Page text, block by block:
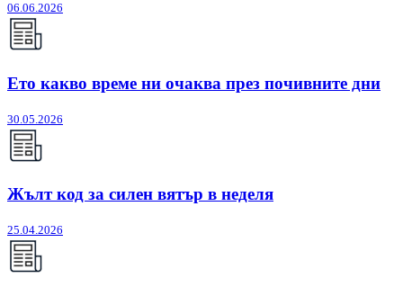
06.06.2026
Ето какво време ни очаква през почивните дни
30.05.2026
Жълт код за силен вятър в неделя
25.04.2026